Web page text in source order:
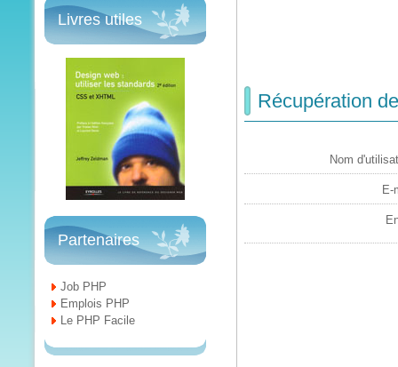
Récupération
Nom
E-
Livres utiles
Partenaires
Job PHP
Emplois PHP
Le PHP Facile